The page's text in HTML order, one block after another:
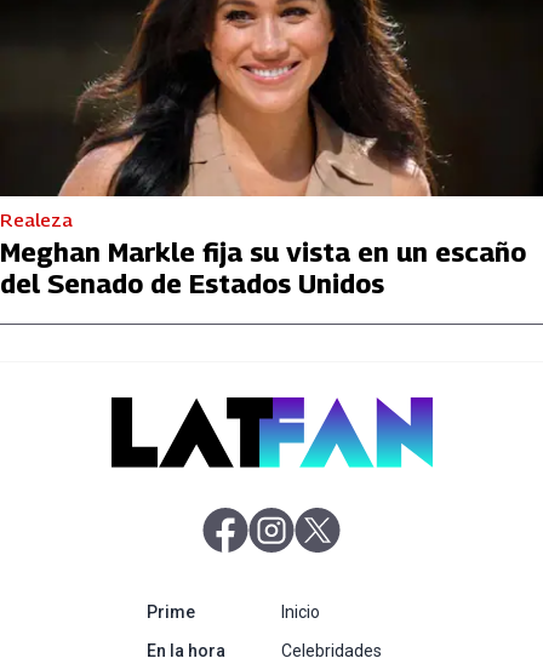
Realeza
Meghan Markle fija su vista en un escaño
del Senado de Estados Unidos
abre en nueva pestaña
abre en nueva pestaña
Primeabre en nueva pestaña
En la hora abre en nueva pestaña
Inicio
Celebridades